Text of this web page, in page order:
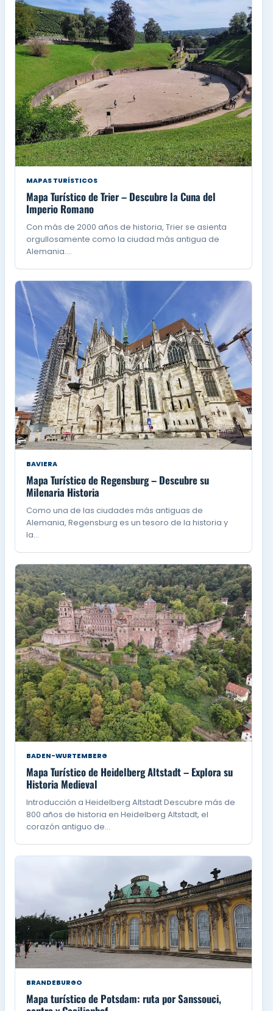
MAPAS TURÍSTICOS
Mapa Turístico de Trier – Descubre la Cuna del
Imperio Romano
Con más de 2000 años de historia, Trier se asienta
orgullosamente como la ciudad más antigua de
Alemania.…
BAVIERA
Mapa Turístico de Regensburg – Descubre su
Milenaria Historia
Como una de las ciudades más antiguas de
Alemania, Regensburg es un tesoro de la historia y
la…
BADEN-WURTEMBERG
Mapa Turístico de Heidelberg Altstadt – Explora su
Historia Medieval
Introducción a Heidelberg Altstadt Descubre más de
800 años de historia en Heidelberg Altstadt, el
corazón antiguo de…
BRANDEBURGO
Mapa turístico de Potsdam: ruta por Sanssouci,